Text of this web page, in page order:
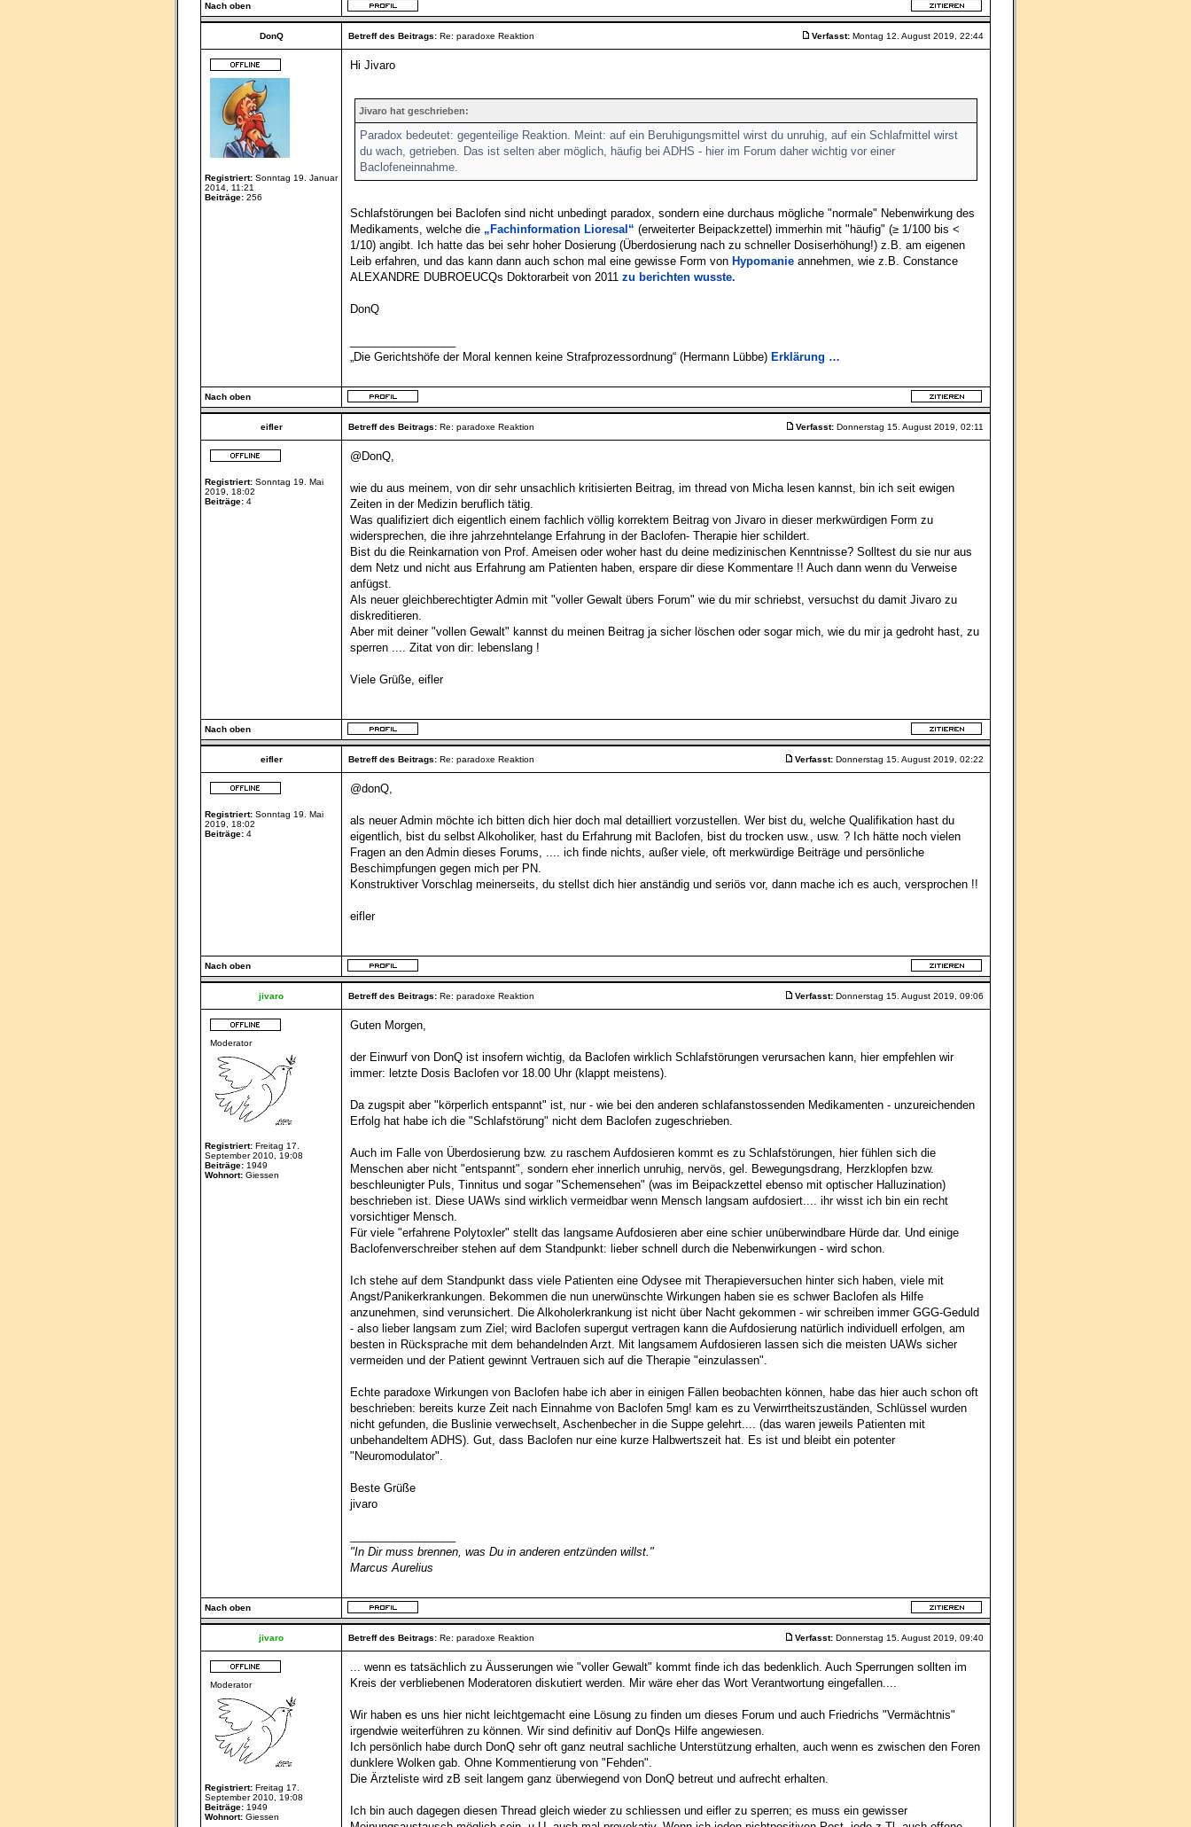
Nach oben
DonQ Betreff des Beitrags: Re: paradoxe Reaktion Verfasst: Montag 12. August 2019, 22:44
Registriert: Sonntag 19. Januar
2014, 11:21
Beiträge: 256
Hi Jivaro
Jivaro hat geschrieben:
Paradox bedeutet: gegenteilige Reaktion. Meint: auf ein Beruhigungsmittel wirst du unruhig, auf ein Schlafmittel wirst
du wach, getrieben. Das ist selten aber möglich, häufig bei ADHS - hier im Forum daher wichtig vor einer
Baclofeneinnahme.
Schlafstörungen bei Baclofen sind nicht unbedingt paradox, sondern eine durchaus mögliche "normale" Nebenwirkung des
Medikaments, welche die „Fachinformation Lioresal“ (erweiterter Beipackzettel) immerhin mit "häufig" (≥ 1/100 bis <
1/10) angibt. Ich hatte das bei sehr hoher Dosierung (Überdosierung nach zu schneller Dosiserhöhung!) z.B. am eigenen
Leib erfahren, und das kann dann auch schon mal eine gewisse Form von Hypomanie annehmen, wie z.B. Constance
ALEXANDRE DUBROEUCQs Doktorarbeit von 2011 zu berichten wusste.
DonQ
„Die Gerichtshöfe der Moral kennen keine Strafprozessordnung“ (Hermann Lübbe) Erklärung …
Nach oben
eifler Betreff des Beitrags: Re: paradoxe Reaktion Verfasst: Donnerstag 15. August 2019, 02:11
Registriert: Sonntag 19. Mai
2019, 18:02
Beiträge: 4
@DonQ,
wie du aus meinem, von dir sehr unsachlich kritisierten Beitrag, im thread von Micha lesen kannst, bin ich seit ewigen
Zeiten in der Medizin beruflich tätig.
Was qualifiziert dich eigentlich einem fachlich völlig korrektem Beitrag von Jivaro in dieser merkwürdigen Form zu
widersprechen, die ihre jahrzehntelange Erfahrung in der Baclofen- Therapie hier schildert.
Bist du die Reinkarnation von Prof. Ameisen oder woher hast du deine medizinischen Kenntnisse? Solltest du sie nur aus
dem Netz und nicht aus Erfahrung am Patienten haben, erspare dir diese Kommentare !! Auch dann wenn du Verweise
anfügst.
Als neuer gleichberechtigter Admin mit "voller Gewalt übers Forum" wie du mir schriebst, versuchst du damit Jivaro zu
diskreditieren.
Aber mit deiner "vollen Gewalt" kannst du meinen Beitrag ja sicher löschen oder sogar mich, wie du mir ja gedroht hast, zu
sperren .... Zitat von dir: lebenslang !
Viele Grüße, eifler
Nach oben
eifler Betreff des Beitrags: Re: paradoxe Reaktion Verfasst: Donnerstag 15. August 2019, 02:22
Registriert: Sonntag 19. Mai
2019, 18:02
Beiträge: 4
@donQ,
als neuer Admin möchte ich bitten dich hier doch mal detailliert vorzustellen. Wer bist du, welche Qualifikation hast du
eigentlich, bist du selbst Alkoholiker, hast du Erfahrung mit Baclofen, bist du trocken usw., usw. ? Ich hätte noch vielen
Fragen an den Admin dieses Forums, .... ich finde nichts, außer viele, oft merkwürdige Beiträge und persönliche
Beschimpfungen gegen mich per PN.
Konstruktiver Vorschlag meinerseits, du stellst dich hier anständig und seriös vor, dann mache ich es auch, versprochen !!
eifler
Nach oben
jivaro Betreff des Beitrags: Re: paradoxe Reaktion Verfasst: Donnerstag 15. August 2019, 09:06
Moderator
Registriert: Freitag 17.
September 2010, 19:08
Beiträge: 1949
Wohnort: Giessen
Guten Morgen,
der Einwurf von DonQ ist insofern wichtig, da Baclofen wirklich Schlafstörungen verursachen kann, hier empfehlen wir
immer: letzte Dosis Baclofen vor 18.00 Uhr (klappt meistens).
Da zugspit aber "körperlich entspannt" ist, nur - wie bei den anderen schlafanstossenden Medikamenten - unzureichenden
Erfolg hat habe ich die "Schlafstörung" nicht dem Baclofen zugeschrieben.
Auch im Falle von Überdosierung bzw. zu raschem Aufdosieren kommt es zu Schlafstörungen, hier fühlen sich die
Menschen aber nicht "entspannt", sondern eher innerlich unruhig, nervös, gel. Bewegungsdrang, Herzklopfen bzw.
beschleunigter Puls, Tinnitus und sogar "Schemensehen" (was im Beipackzettel ebenso mit optischer Halluzination)
beschrieben ist. Diese UAWs sind wirklich vermeidbar wenn Mensch langsam aufdosiert.... ihr wisst ich bin ein recht
vorsichtiger Mensch.
Für viele "erfahrene Polytoxler" stellt das langsame Aufdosieren aber eine schier unüberwindbare Hürde dar. Und einige
Baclofenverschreiber stehen auf dem Standpunkt: lieber schnell durch die Nebenwirkungen - wird schon.
Ich stehe auf dem Standpunkt dass viele Patienten eine Odysee mit Therapieversuchen hinter sich haben, viele mit
Angst/Panikerkrankungen. Bekommen die nun unerwünschte Wirkungen haben sie es schwer Baclofen als Hilfe
anzunehmen, sind verunsichert. Die Alkoholerkrankung ist nicht über Nacht gekommen - wir schreiben immer GGG-Geduld
- also lieber langsam zum Ziel; wird Baclofen supergut vertragen kann die Aufdosierung natürlich individuell erfolgen, am
besten in Rücksprache mit dem behandelnden Arzt. Mit langsamem Aufdosieren lassen sich die meisten UAWs sicher
vermeiden und der Patient gewinnt Vertrauen sich auf die Therapie "einzulassen".
Echte paradoxe Wirkungen von Baclofen habe ich aber in einigen Fällen beobachten können, habe das hier auch schon oft
beschrieben: bereits kurze Zeit nach Einnahme von Baclofen 5mg! kam es zu Verwirrtheitszuständen, Schlüssel wurden
nicht gefunden, die Buslinie verwechselt, Aschenbecher in die Suppe gelehrt.... (das waren jeweils Patienten mit
unbehandeltem ADHS). Gut, dass Baclofen nur eine kurze Halbwertszeit hat. Es ist und bleibt ein potenter
"Neuromodulator".
Beste Grüße
jivaro
"In Dir muss brennen, was Du in anderen entzünden willst."
Marcus Aurelius
Nach oben
jivaro Betreff des Beitrags: Re: paradoxe Reaktion Verfasst: Donnerstag 15. August 2019, 09:40
Moderator
Registriert: Freitag 17.
September 2010, 19:08
Beiträge: 1949
Wohnort: Giessen
... wenn es tatsächlich zu Äusserungen wie "voller Gewalt" kommt finde ich das bedenklich. Auch Sperrungen sollten im
Kreis der verbliebenen Moderatoren diskutiert werden. Mir wäre eher das Wort Verantwortung eingefallen....
Wir haben es uns hier nicht leichtgemacht eine Lösung zu finden um dieses Forum und auch Friedrichs "Vermächtnis"
irgendwie weiterführen zu können. Wir sind definitiv auf DonQs Hilfe angewiesen.
Ich persönlich habe durch DonQ sehr oft ganz neutral sachliche Unterstützung erhalten, auch wenn es zwischen den Foren
dunklere Wolken gab. Ohne Kommentierung von "Fehden".
Die Ärzteliste wird zB seit langem ganz überwiegend von DonQ betreut und aufrecht erhalten.
Ich bin auch dagegen diesen Thread gleich wieder zu schliessen und eifler zu sperren; es muss ein gewisser